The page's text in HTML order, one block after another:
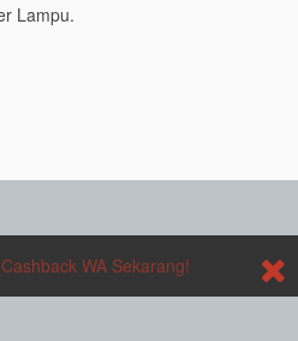
Lampu.
WA Sekarang!